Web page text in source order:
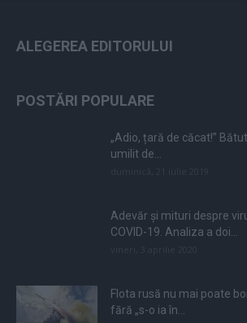
ALEGEREA EDITORULUI
POSTĂRI POPULARE
„Adio, țară de căcat!”
umilit de...
Adevăr și mituri despre
COVID-19. Analiza a doi...
Flota rusă nu mai poate
fără „s-o ia în...